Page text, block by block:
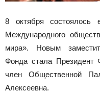
8 октября состоялось
Международного
мира». Новым
Фонда стала Президент
член Общественной
Алексеевна.